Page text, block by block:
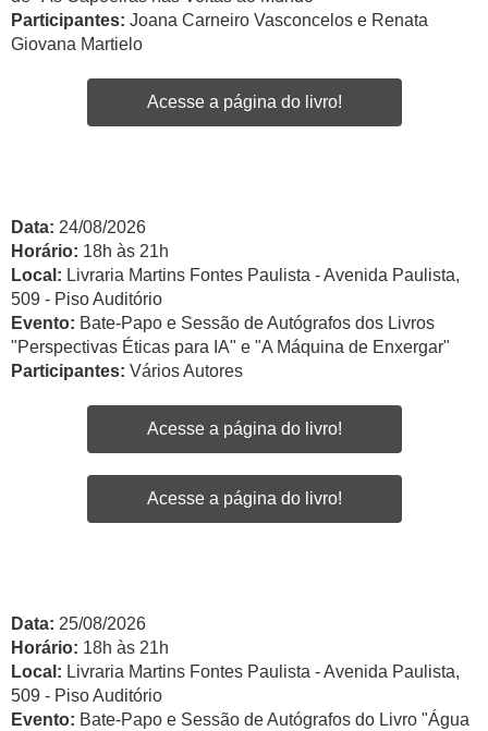
Participantes: Joana Carneiro Vasconcelos e Renata
Giovana Martielo
Acesse a página do livro!
Data: 24/08/2026
Horário: 18h às 21h
Local: Livraria Martins Fontes Paulista - Avenida Paulista,
509 - Piso Auditório
Evento: Bate-Papo e Sessão de Autógrafos dos Livros
"Perspectivas Éticas para IA" e "A Máquina de Enxergar"
Participantes: Vários Autores
Acesse a página do livro!
Acesse a página do livro!
Data: 25/08/2026
Horário: 18h às 21h
Local: Livraria Martins Fontes Paulista - Avenida Paulista,
509 - Piso Auditório
Evento: Bate-Papo e Sessão de Autógrafos do Livro "Água